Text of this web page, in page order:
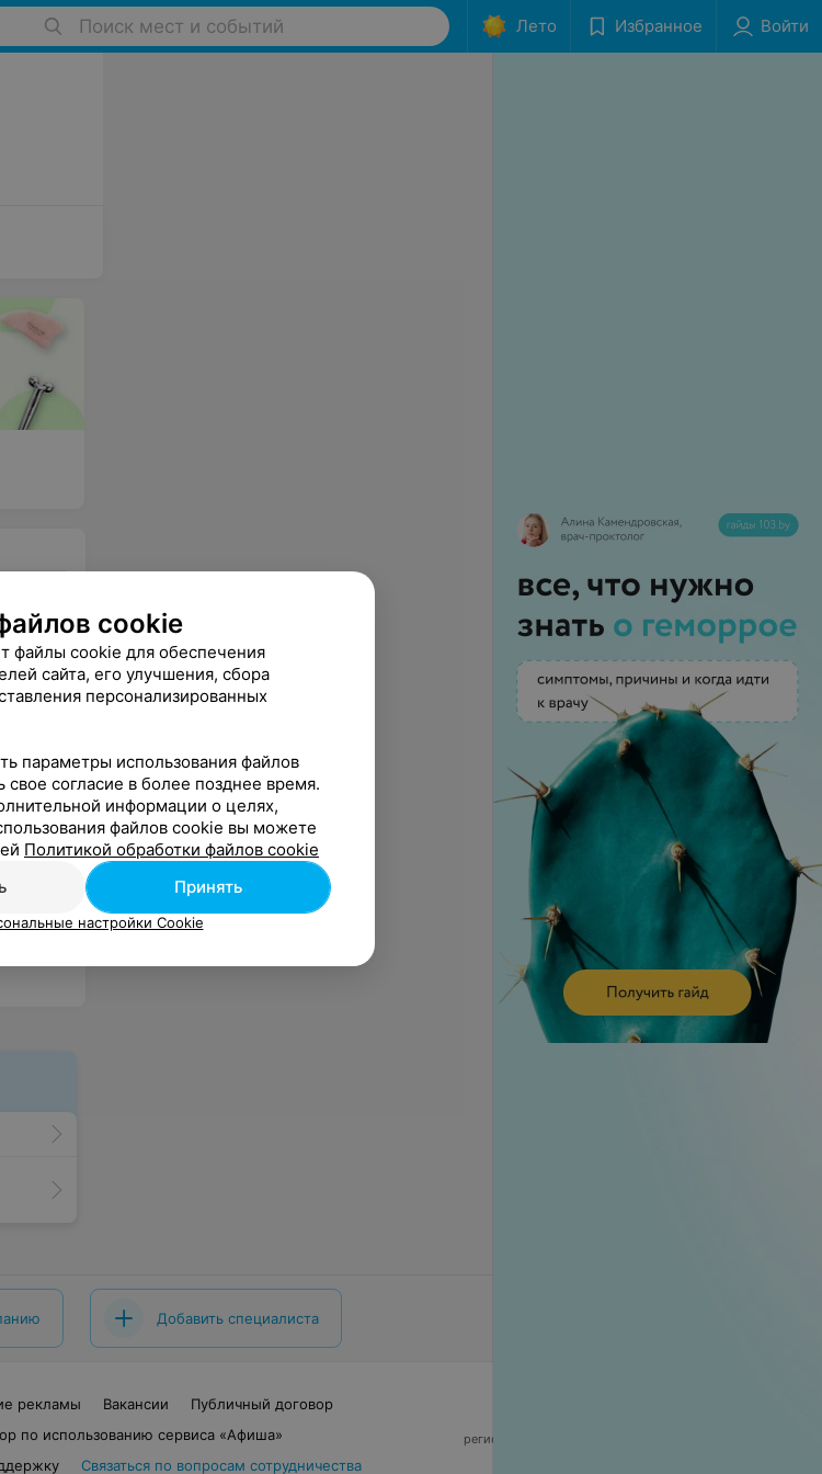
Поиск мест и событий Лето Избранное Войти
Еще
Добавить специалиста
рекламы Вакансии
Публичный договор
по использованию сервиса «Афиша»
Связаться по вопросам сотрудничества
регистрирующий орган - Минский горисполком
cookie
файлы cookie для обеспечения
сайта, его улучшения, сбора
персонализированных
параметры использования файлов
согласие в более позднее время.
информации о целях,
файлов cookie вы можете
Политикой обработки файлов cookie
Принять
настройки Cookie